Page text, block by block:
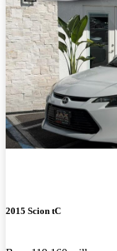
2015 Scion tC